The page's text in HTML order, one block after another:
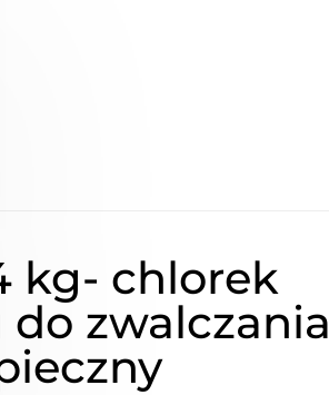
kg- chlorek
do zwalczania